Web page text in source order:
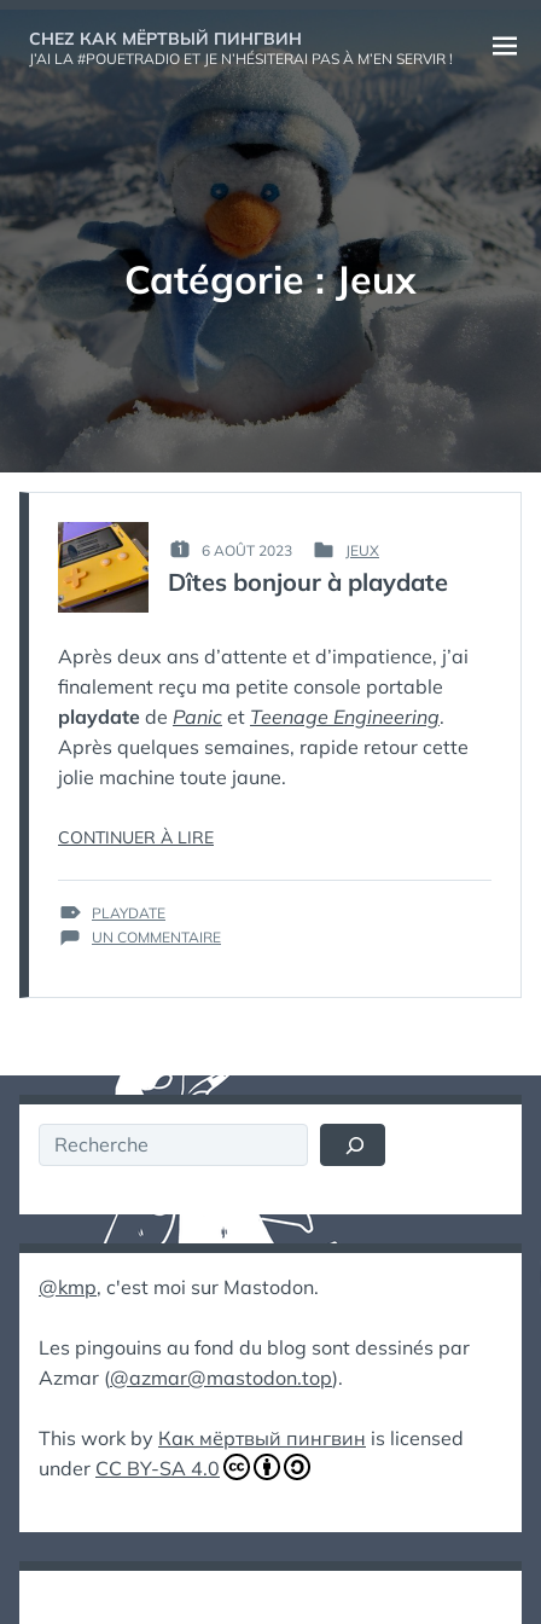
contenu
CHEZ КАК МЁРТВЫЙ ПИНГВИН
J’AI LA #POUETRADIO ET JE N’HÉSITERAI PAS À M’EN SERVIR !
le
Catégorie :Jeux
PUBLIÉ
LE :
6 AOÛT 2023
PAR :
КАК
МЁРТВЫЙ
PUBLIÉ
DANS
JEUX
Dîtes bonjour à playdate
Après deux ans d’attente et d’impatience, j’ai
finalement reçu ma petite console portable
playdate de Panic et Teenage Engineering.
Après quelques semaines, rapide retour cette
jolie machine toute jaune.
CONTINUER À LIRE« DÎTES
ÉTIQUETTES :
PLAYDATE
UN COMMENTAIRESUR
À
Rechercher
@kmp, c'est moi sur Mastodon.
Les pingouins au fond du blog sont dessinés par
Azmar (@azmar@mastodon.top).
This work by Как мёртвый пингвин is licensed
under CC BY-SA 4.0